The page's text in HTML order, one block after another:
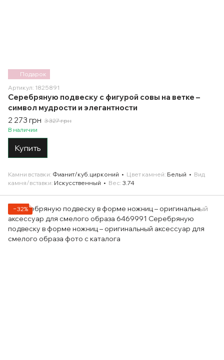
Подарок
Артикул: 1825891
Серебряную подвеску с фигурой совы на ветке –
символ мудрости и элегантности
2 273 грн 3 327 грн
В наличии
Купить
Камни вставки Фианит/куб.цирконий Цвет камней Белый
Вид
камня/вставки Искусственный Вес 3.74
−32%